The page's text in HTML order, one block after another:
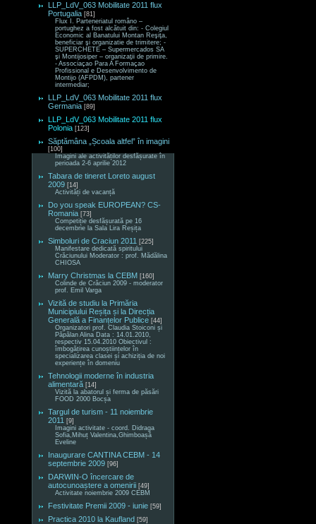
LLP_LdV_063 Mobilitate 2011 flux
Portugalia [81]
Flux I. Parteneriatul româno –
portughez a fost alcătuit din: - Colegiul
Economic al Banatului Montan Reşiţa,
beneficiar şi organizatie de trimitere; -
SUPERCHETE – Supermercados SA
şi Montijosiper – organizaţii de primire.
- Associaçao Para A Formaçao
Profissional e Desenvolvimento de
Montijo (AFPDM), partener
intermediar;
LLP_LdV_063 Mobilitate 2011 flux
Germania [89]
LLP_LdV_063 Mobilitate 2011 flux
Polonia [123]
Săptămâna „Școala altfel” în imagini
[100]
Imagini ale activităților desfășurate în
perioada 2-6 aprilie 2012
Tabara de tineret Loreto august
2009 [14]
Activități de vacanță
Do you speak EUROPEAN? CS-
Romania [73]
Competiție desfășurată pe 16
decembrie la Sala Lira Reșița
Simboluri de Craciun 2011 [225]
Manifestare dedicată spiritului
Crăciunului Moderator : prof. Mădălina
CHIOSA
Marry Christmas la CEBM [160]
Colinde de Crăciun 2009 - moderator
prof. Emil Varga
Vizită de studiu la Primăria
Municipiului Reșița și la Direcția
Generală a Finanțelor Publice [44]
Organizatori prof. Claudia Stoiconi și
Păpălan Alina Data : 14.01.2010,
respectiv 15.04.2010 Obiectivul :
îmbogățirea cunoștiințelor în
specializarea clasei și achiziția de noi
experiențe în domeniu
Tehnologii moderne în industria
alimentară [14]
Vizită la abatorul și ferma de păsări
FOOD 2000 Bocșa
Targul de turism - 11 noiembrie
2011 [9]
Imagini activitate - coord. Didraga
Sofia,Mihuț Valentina,Ghimboașă
Eveline
Inaugurare CANTINA CEBM - 14
septembrie 2009 [96]
DARWIN-O încercare de
autocunoaștere a omenirii [49]
Activitate noiembrie 2009 CEBM
Festivitate Premii 2009 - iunie [59]
Practica 2010 la Kaufland [59]